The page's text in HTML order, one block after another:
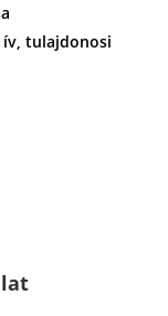
tulajdonosi